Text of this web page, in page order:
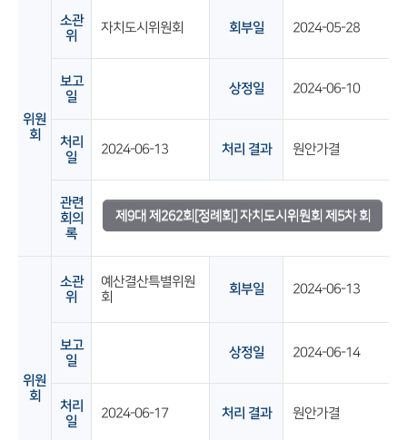
위원
회
소관
위
자치도시위원회 회부일 2024-05-28
보고
일
상정일 2024-06-10
처리
일
2024-06-13 처리 결과 원안가결
관련
회의
록
제9대 제262회[정례회] 자치도시위원회 제5차 회
위원
회
소관
위
예산결산특별위원
회
회부일 2024-06-13
보고
일
상정일 2024-06-14
처리
일
2024-06-17 처리 결과 원안가결